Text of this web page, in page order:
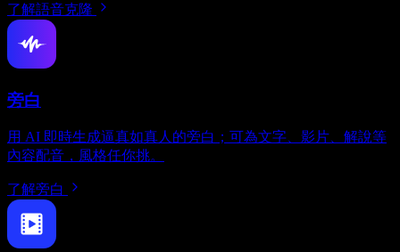
了解語音克隆
旁白
用 AI 即時生成逼真如真人的旁白；可為文字、影片、解說等
內容配音，風格任你挑。
了解旁白